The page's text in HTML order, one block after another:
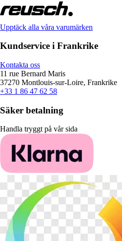
Upptäck alla våra varumärken
Kundservice i Frankrike
Kontakta oss
11 rue Bernard Maris
37270 Montlouis-sur-Loire, Frankrike
+33 1 86 47 62 58
Säker betalning
Handla tryggt på vår sida